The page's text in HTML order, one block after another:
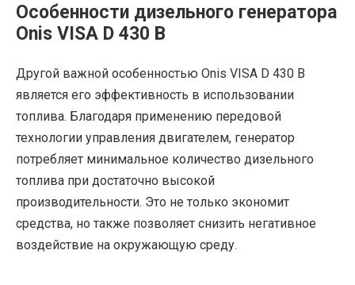
Особенности дизельного генератора
Onis VISA D 430 B
Другой важной особенностью Onis VISA D 430 B
является его эффективность в использовании
топлива. Благодаря применению передовой
технологии управления двигателем, генератор
потребляет минимальное количество дизельного
топлива при достаточно высокой
производительности. Это не только экономит
средства, но также позволяет снизить негативное
воздействие на окружающую среду.